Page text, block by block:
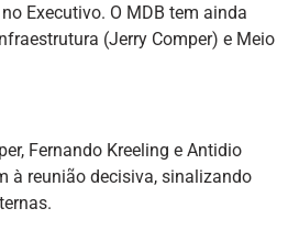
Executivo. O MDB tem ainda
(Jerry Comper) e Meio
Fernando Kreeling e Antidio
à reunião decisiva, sinalizando